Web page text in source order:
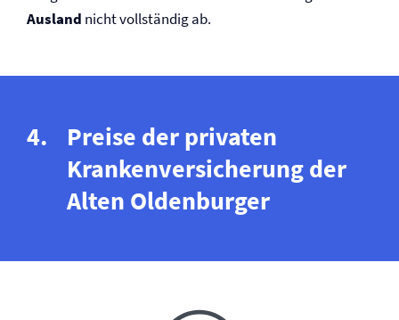
Ausland nicht vollständig ab.
Preise der privaten
Kranken­versicherung der
Alten Oldenburger